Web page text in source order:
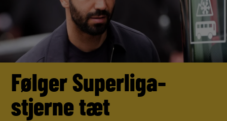
Følger Superliga-
stjerne tæt